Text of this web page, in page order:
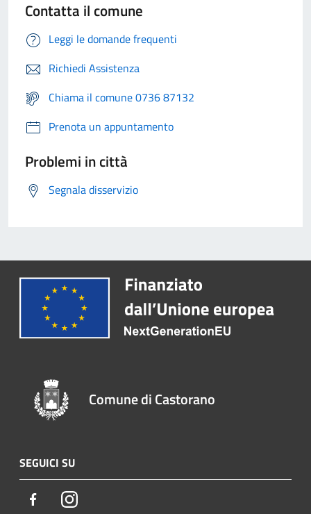
Contatta il comune
Leggi le domande frequenti
Richiedi Assistenza
Chiama il comune 0736 87132
Prenota un appuntamento
Problemi in città
Segnala disservizio
Comune di Castorano
SEGUICI SU
FacebookInstagram